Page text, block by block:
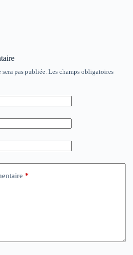
sera pas publiée. Les champs obligatoires
*